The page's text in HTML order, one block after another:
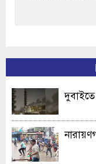
দুবাইতে